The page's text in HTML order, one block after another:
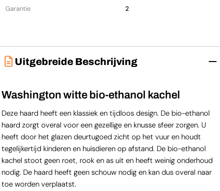
Garantie 2
Uitgebreide Beschrijving
Washington witte bio-ethanol kachel
Deze haard heeft een klassiek en tijdloos design. De bio-ethanol
haard zorgt overal voor een gezellige en knusse sfeer zorgen. U
heeft door het glazen deurtugoed zicht op het vuur en houdt
tegelijkertijd kinderen en huisdieren op afstand. De bio-ethanol
kachel stoot geen roet, rook en as uit en heeft weinig onderhoud
nodig. De haard heeft geen schouw nodig en kan dus overal naar
toe worden verplaatst.